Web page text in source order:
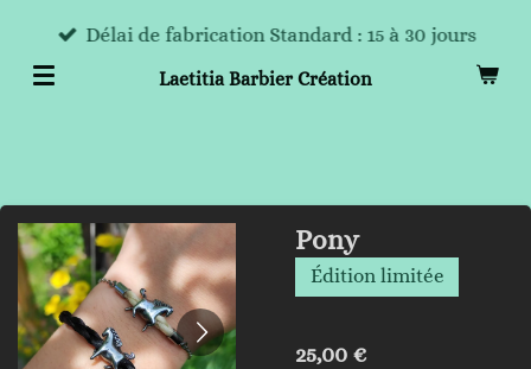
Passer
contenu
Laetitia Barbier Création
Délai de fabrication Standard : 15 à 30 jours
Pony
Édition limitée
25,00 €